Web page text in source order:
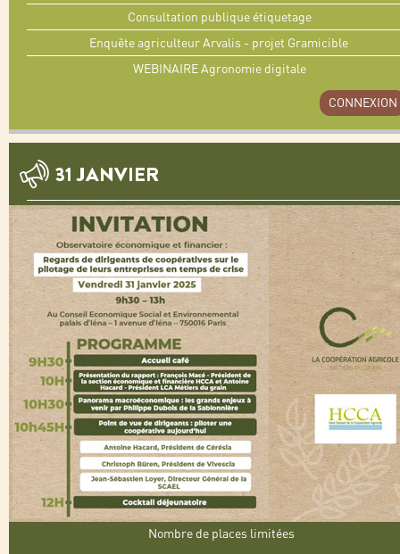
Consultation publique étiquetage
Enquête agriculteur Arvalis - projet Gramicible
WEBINAIRE Agronomie digitale
CONNEXION
31 JANVIER
Nombre de places limitées